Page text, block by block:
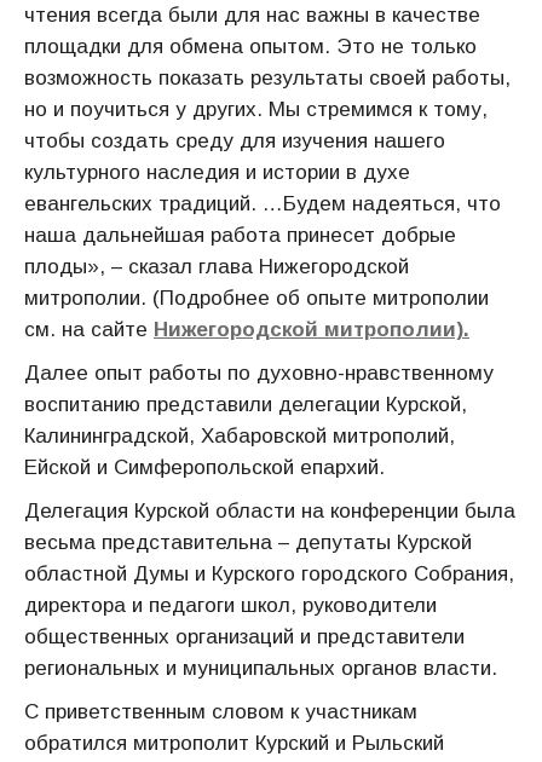
чтения всегда были для нас важны в качестве
площадки для обмена опытом. Это не только
возможность показать результаты своей работы,
но и поучиться у других. Мы стремимся к тому,
чтобы создать среду для изучения нашего
культурного наследия и истории в духе
евангельских традиций. …Будем надеяться, что
наша дальнейшая работа принесет добрые
плоды», – сказал глава Нижегородской
митрополии. (Подробнее об опыте митрополии
см. на сайте Нижегородской митрополии).
Далее опыт работы по духовно-нравственному
воспитанию представили делегации Курской,
Калининградской, Хабаровской митрополий,
Ейской и Симферопольской епархий.
Делегация Курской области на конференции была
весьма представительна – депутаты Курской
областной Думы и Курского городского Собрания,
директора и педагоги школ, руководители
общественных организаций и представители
региональных и муниципальных органов власти.
С приветственным словом к участникам
обратился митрополит Курский и Рыльский